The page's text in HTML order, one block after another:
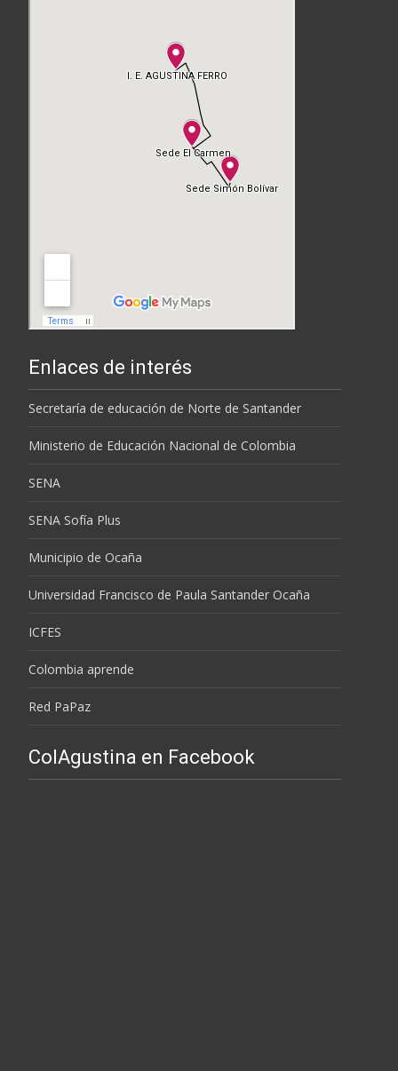
Enlaces de interés
Secretaría de educación de Norte de Santander
Ministerio de Educación Nacional de Colombia
SENA
SENA Sofía Plus
Municipio de Ocaña
Universidad Francisco de Paula Santander Ocaña
ICFES
Colombia aprende
Red PaPaz
ColAgustina en Facebook